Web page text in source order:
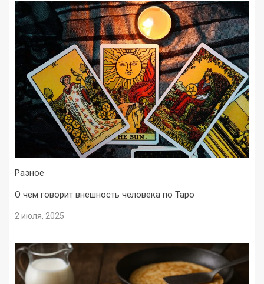
Разное
О чем говорит внешность человека по Таро
2 июля, 2025